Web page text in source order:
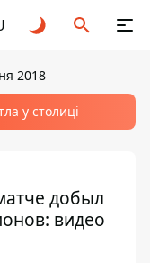
2018
у столиці
добыл
видео